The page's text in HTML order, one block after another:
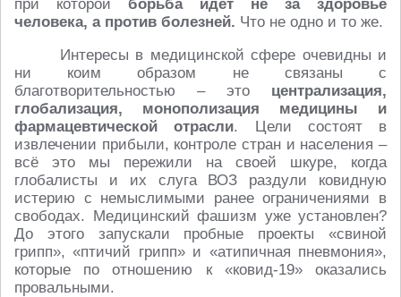
при которой борьба идёт не за здоровье
человека, а против болезней. Что не одно и то же.
Интересы в медицинской сфере очевидны и
ни коим образом не связаны с
благотворительностью – это централизация,
глобализация, монополизация медицины и
фармацевтической отрасли. Цели состоят в
извлечении прибыли, контроле стран и населения –
всё это мы пережили на своей шкуре, когда
глобалисты и их слуга ВОЗ раздули ковидную
истерию с немыслимыми ранее ограничениями в
свободах. Медицинский фашизм уже установлен?
До этого запускали пробные проекты «свиной
грипп», «птичий грипп» и «атипичная пневмония»,
которые по отношению к «ковид-19» оказались
провальными.